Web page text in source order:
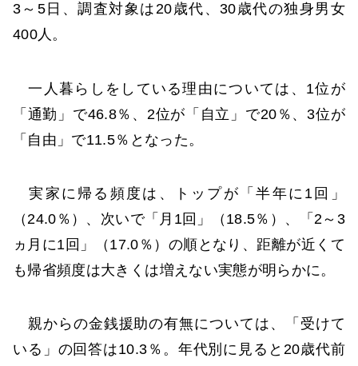
3～5日、調査対象は20歳代、30歳代の独身男女
400人。
一人暮らしをしている理由については、1位が
「通勤」で46.8％、2位が「自立」で20％、3位が
「自由」で11.5％となった。
実家に帰る頻度は、トップが「半年に1回」
（24.0％）、次いで「月1回」（18.5％）、「2～3
ヵ月に1回」（17.0％）の順となり、距離が近くて
も帰省頻度は大きくは増えない実態が明らかに。
親からの金銭援助の有無については、「受けて
いる」の回答は10.3％。年代別に見ると20歳代前